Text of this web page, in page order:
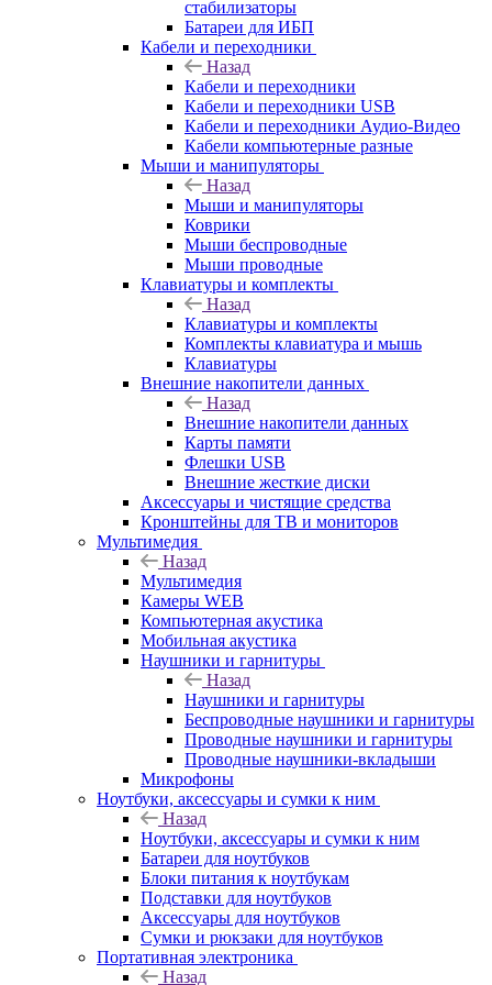
стабилизаторы
Батареи для ИБП
Кабели и переходники
Назад
Кабели и переходники
Кабели и переходники USB
Кабели и переходники Аудио-Видео
Кабели компьютерные разные
Мыши и манипуляторы
Назад
Мыши и манипуляторы
Коврики
Мыши беспроводные
Мыши проводные
Клавиатуры и комплекты
Назад
Клавиатуры и комплекты
Комплекты клавиатура и мышь
Клавиатуры
Внешние накопители данных
Назад
Внешние накопители данных
Карты памяти
Флешки USB
Внешние жесткие диски
Аксессуары и чистящие средства
Кронштейны для ТВ и мониторов
Мультимедия
Назад
Мультимедия
Камеры WEB
Компьютерная акустика
Мобильная акустика
Наушники и гарнитуры
Назад
Наушники и гарнитуры
Беспроводные наушники и гарнитуры
Проводные наушники и гарнитуры
Проводные наушники-вкладыши
Микрофоны
Ноутбуки, аксессуары и сумки к ним
Назад
Ноутбуки, аксессуары и сумки к ним
Батареи для ноутбуков
Блоки питания к ноутбукам
Подставки для ноутбуков
Аксессуары для ноутбуков
Сумки и рюкзаки для ноутбуков
Портативная электроника
Назад